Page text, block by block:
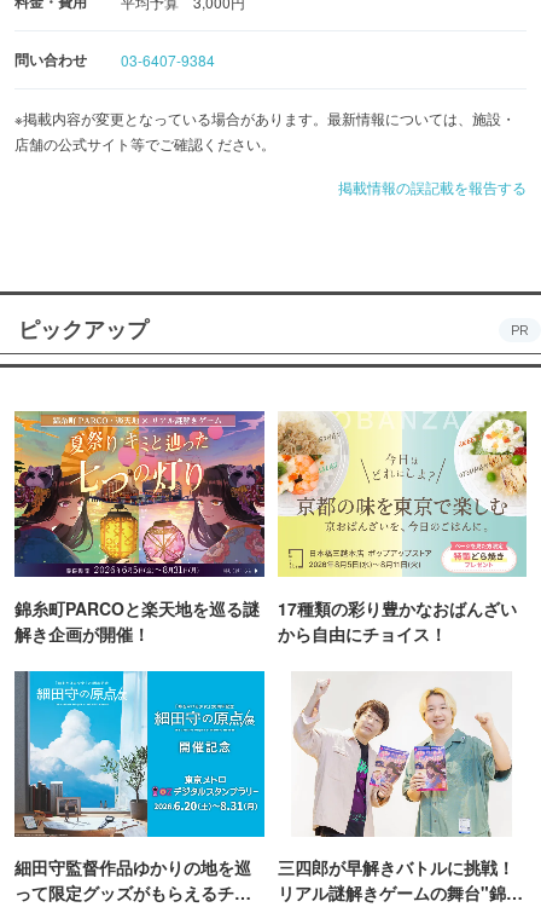
問い合わせ 03-6407-9384
※掲載内容が変更となっている場合があります。最新情報については、施設・
店舗の公式サイト等でご確認ください。
掲載情報の誤記載を報告する
ピックアップ PR
錦糸町PARCOと楽天地を巡る謎
解き企画が開催！
17種類の彩り豊かなおばんざい
から自由にチョイス！
細田守監督作品ゆかりの地を巡
って限定グッズがもらえるチャ
三四郎が早解きバトルに挑戦！
リアル謎解きゲームの舞台"錦糸